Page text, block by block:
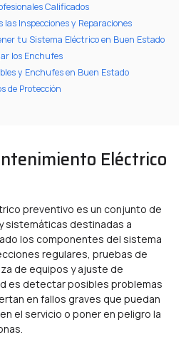
Calificados
las Inspecciones y Reparaciones
tu Sistema Eléctrico en Buen Estado
los Enchufes
y Enchufes en Buen Estado
de Protección
Eléctrico
preventivo es un conjunto de
sistemáticas destinadas a
los componentes del sistema
regulares, pruebas de
de equipos y ajuste de
es detectar posibles problemas
en fallos graves que puedan
el servicio o poner en peligro la